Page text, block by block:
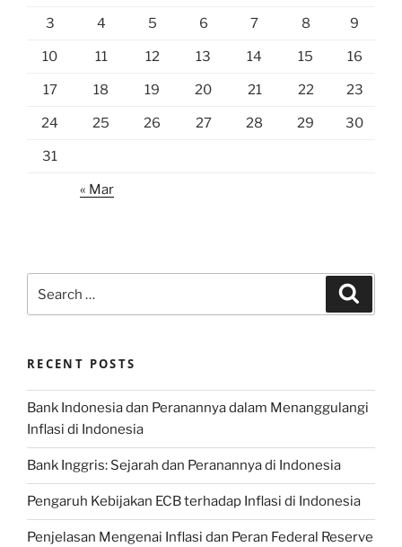
3 4 5 6 7 8 9
10 11 12 13 14 15 16
17 18 19 20 21 22 23
24 25 26 27 28 29 30
31
« Mar
for:
RECENT POSTS
Bank Indonesia dan Peranannya dalam Menanggulangi
Inflasi di Indonesia
Bank Inggris: Sejarah dan Peranannya di Indonesia
Pengaruh Kebijakan ECB terhadap Inflasi di Indonesia
Penjelasan Mengenai Inflasi dan Peran Federal Reserve